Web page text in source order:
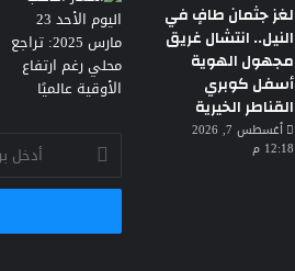
لغز جثمان طافٍ في
النيل.. انتشال غريق
مجهول الهوية
أسفل كوبري
القناطر الخيرية
أغسطس 7, 2026
12:18 م
أدخل
بريدك
الإلكتروني